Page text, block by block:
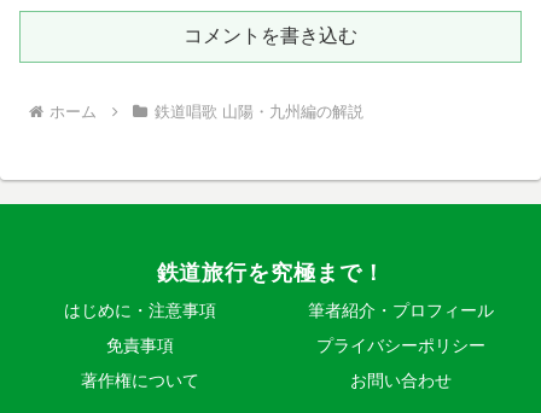
コメントを書き込む
ホーム 鉄道唱歌 山陽・九州編の解説
鉄道旅行を究極まで！
はじめに・注意事項
筆者紹介・プロフィール
免責事項
プライバシーポリシー
著作権について
お問い合わせ